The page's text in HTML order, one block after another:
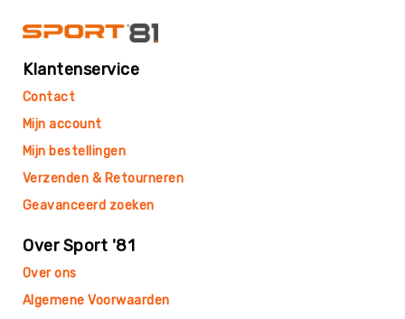
Steppen
Tafeltennis
Tchoukbal
Tchoukbal
Tennis
Trefbal
Klantenservice
Contact
Mijn account
Mijn bestellingen
Verzenden & Retourneren
Geavanceerd zoeken
Over Sport '81
Over ons
Algemene Voorwaarden